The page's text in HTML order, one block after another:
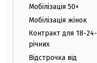
Мобілізація 50+
Мобілізація жінок
Контракт для 18-24-
річних
Відстрочка від